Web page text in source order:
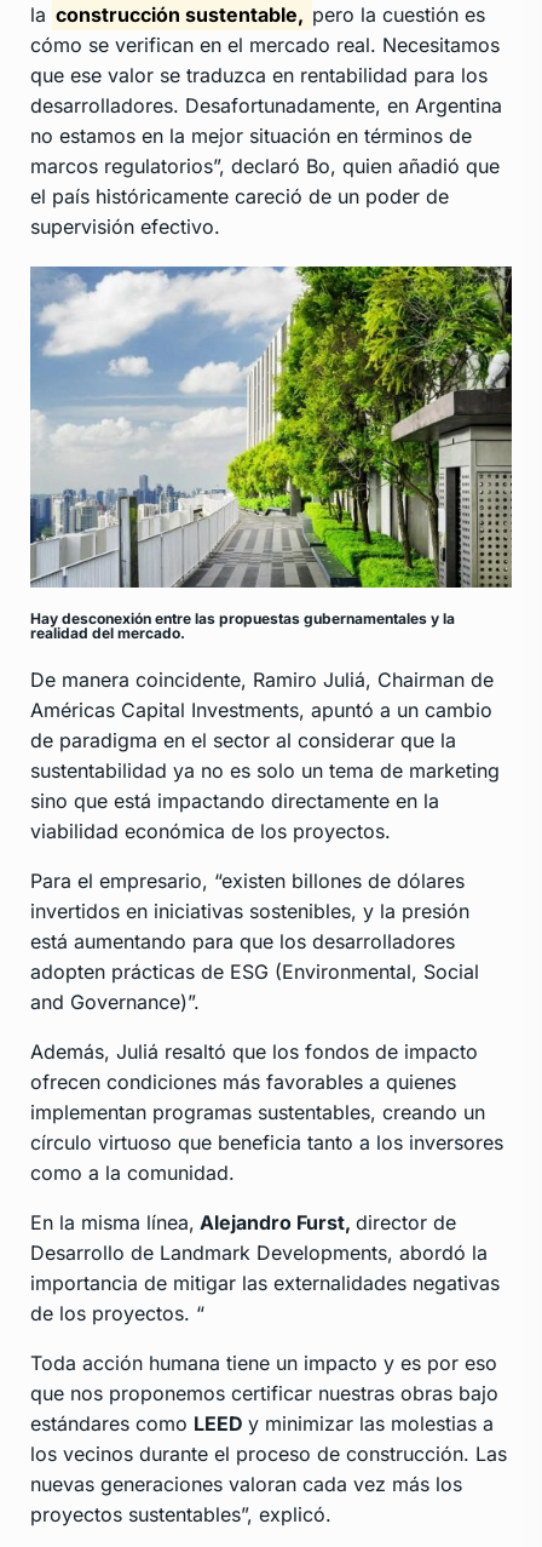
la construcción sustentable, pero la cuestión es
cómo se verifican en el mercado real. Necesitamos
que ese valor se traduzca en rentabilidad para los
desarrolladores. Desafortunadamente, en Argentina
no estamos en la mejor situación en términos de
marcos regulatorios”, declaró Bo, quien añadió que
el país históricamente careció de un poder de
supervisión efectivo.
Hay desconexión entre las propuestas gubernamentales y la
realidad del mercado.
De manera coincidente, Ramiro Juliá, Chairman de
Américas Capital Investments, apuntó a un cambio
de paradigma en el sector al considerar que la
sustentabilidad ya no es solo un tema de marketing
sino que está impactando directamente en la
viabilidad económica de los proyectos.
Para el empresario, “existen billones de dólares
invertidos en iniciativas sostenibles, y la presión
está aumentando para que los desarrolladores
adopten prácticas de ESG (Environmental, Social
and Governance)”.
Además, Juliá resaltó que los fondos de impacto
ofrecen condiciones más favorables a quienes
implementan programas sustentables, creando un
círculo virtuoso que beneficia tanto a los inversores
como a la comunidad.
En la misma línea, Alejandro Furst, director de
Desarrollo de Landmark Developments, abordó la
importancia de mitigar las externalidades negativas
de los proyectos. “
Toda acción humana tiene un impacto y es por eso
que nos proponemos certificar nuestras obras bajo
estándares como LEED y minimizar las molestias a
los vecinos durante el proceso de construcción. Las
nuevas generaciones valoran cada vez más los
proyectos sustentables”, explicó.